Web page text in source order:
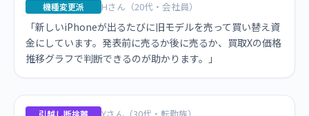
機種変更派 Hさん（20代・会社員）
「新しいiPhoneが出るたびに旧モデルを売って買い替え資
金にしています。発表前に売るか後に売るか、買取Xの価格
推移グラフで判断できるのが助かります。」
引越し断捨離